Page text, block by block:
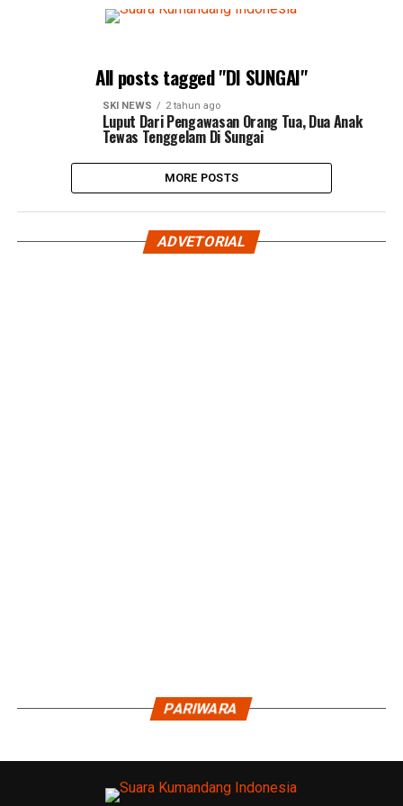
All posts tagged "DI SUNGAI"
SKI NEWS 2 tahun ago
Luput Dari Pengawasan Orang Tua, Dua Anak
Tewas Tenggelam Di Sungai
MORE POSTS
ADVETORIAL
PARIWARA